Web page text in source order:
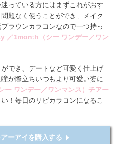
っている方にはまずこれがおす
題なく使うことができ、メイク
ラウンカラコンなので一つ持っ
／1month（シー ワンデー／ワン
でき、デートなど可愛く仕上げ
が際立ちいつもより可愛い姿に
ワンデー／ワンマンス）チアー
！毎日のリピカラコンになるこ
ーアイを購入する